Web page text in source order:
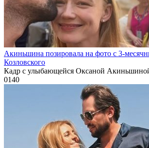
Акиньшина позировала на фото с 3-
Козловского
Кадр с улыбающейся Оксаной
0140